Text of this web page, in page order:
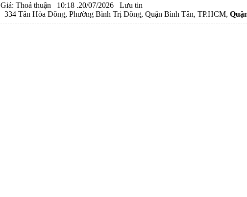
Giá: Thoả thuận 10:18 .20/07/2026
Lưu tin
334 Tân Hòa Đông, Phường Bình Trị Đông, Quận Bình Tân, TP.HCM,